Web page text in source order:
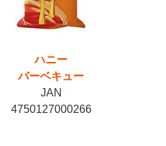
ハニー
バーベキュー
JAN
4750127000266